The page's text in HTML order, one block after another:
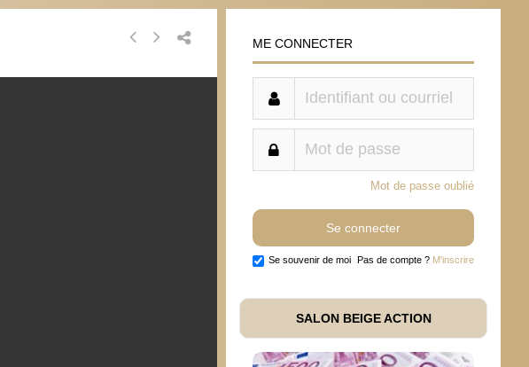
ME CONNECTER
Mot de passe oublié
Se souvenir de moi Pas de compte ? M'inscrire
SALON BEIGE ACTION